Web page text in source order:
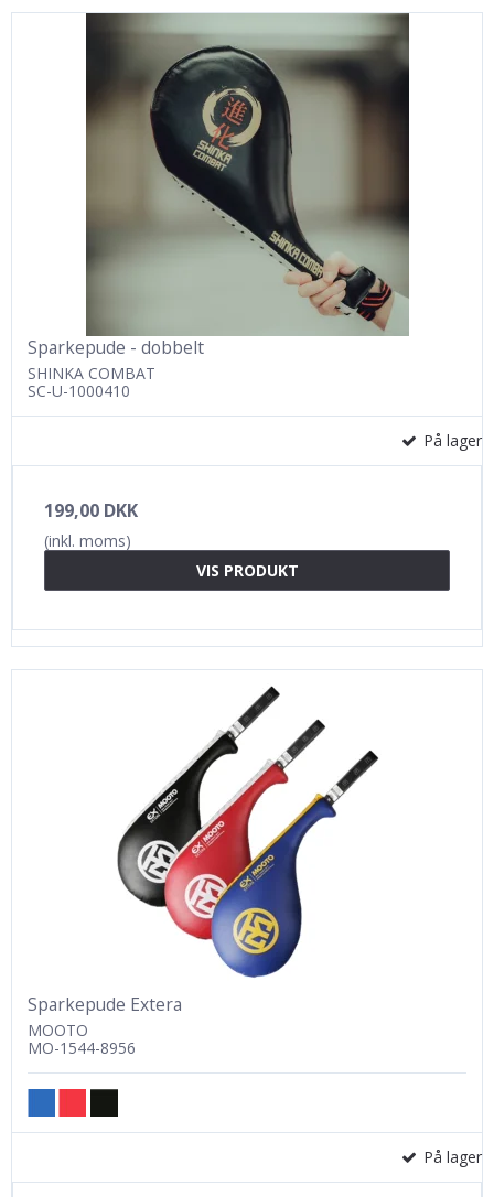
Sparkepude - dobbelt
SHINKA COMBAT
SC-U-1000410
På lager
199,00 DKK
(inkl. moms)
VIS PRODUKT
Sparkepude Extera
MOOTO
MO-1544-8956
På lager